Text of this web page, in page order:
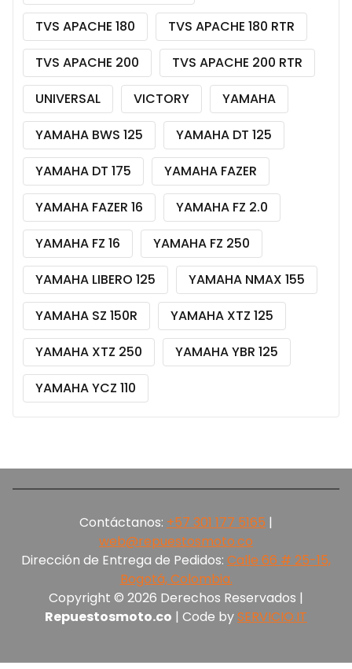
TVS APACHE 180
TVS APACHE 180 RTR
TVS APACHE 200
TVS APACHE 200 RTR
UNIVERSAL
VICTORY
YAMAHA
YAMAHA BWS 125
YAMAHA DT 125
YAMAHA DT 175
YAMAHA FAZER
YAMAHA FAZER 16
YAMAHA FZ 2.0
YAMAHA FZ 16
YAMAHA FZ 250
YAMAHA LIBERO 125
YAMAHA NMAX 155
YAMAHA SZ 150R
YAMAHA XTZ 125
YAMAHA XTZ 250
YAMAHA YBR 125
YAMAHA YCZ 110
Contáctanos: +57 301 177 5165‬ |
web@repuestosmoto.co
Dirección de Entrega de Pedidos: Calle 66 # 25-15,
Bogotá, Colombia.
Copyright © 2026 Derechos Reservados |
Repuestosmoto.co | Code bySERVICIO.IT